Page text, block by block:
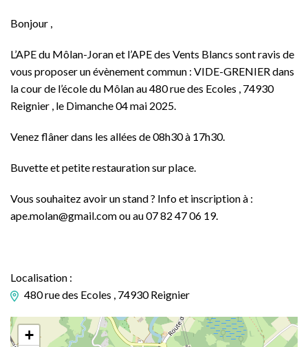
Bonjour ,
L’APE du Môlan-Joran et l’APE des Vents Blancs sont ravis de
vous proposer un évènement commun : VIDE-GRENIER dans
la cour de l’école du Môlan au 480 rue des Ecoles , 74930
Reignier , le Dimanche 04 mai 2025.
Venez flâner dans les allées de 08h30 à 17h30.
Buvette et petite restauration sur place.
Vous souhaitez avoir un stand ? Info et inscription à :
ape.molan@gmail.com ou au 07 82 47 06 19.
Localisation :
480 rue des Ecoles , 74930 Reignier
+